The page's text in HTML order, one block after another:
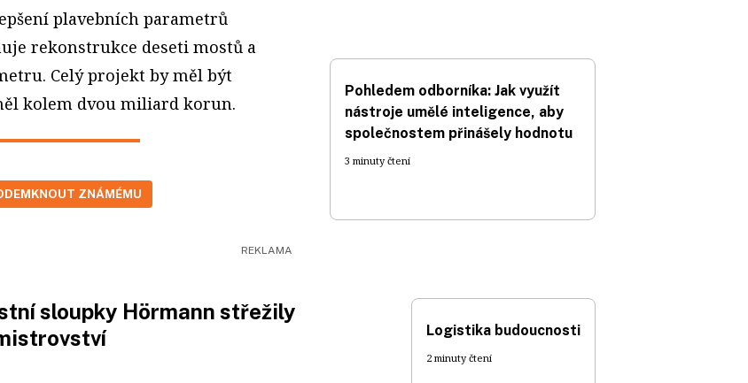
plavebních parametrů
rekonstrukce deseti mostů a
Celý projekt by měl být
kolem dvou miliard korun.
ZNÁMÉMU
Pohledem odborníka: Jak využít
nástroje umělé inteligence, aby
společnostem přinášely hodnotu
3 minuty čtení
sloupky Hörmann střežily
Logistika budoucnosti
2 minuty čtení